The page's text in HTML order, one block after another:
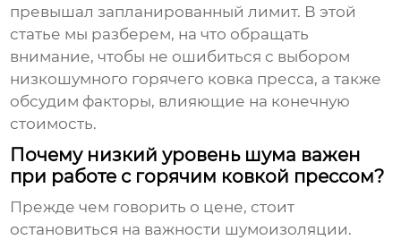
превышал запланированный лимит. В этой
статье мы разберем, на что обращать
внимание, чтобы не ошибиться с выбором
низкошумного горячего ковка пресса, а также
обсудим факторы, влияющие на конечную
стоимость.
Почему низкий уровень шума важен
при работе с горячим ковкой прессом?
Прежде чем говорить о цене, стоит
остановиться на важности шумоизоляции.